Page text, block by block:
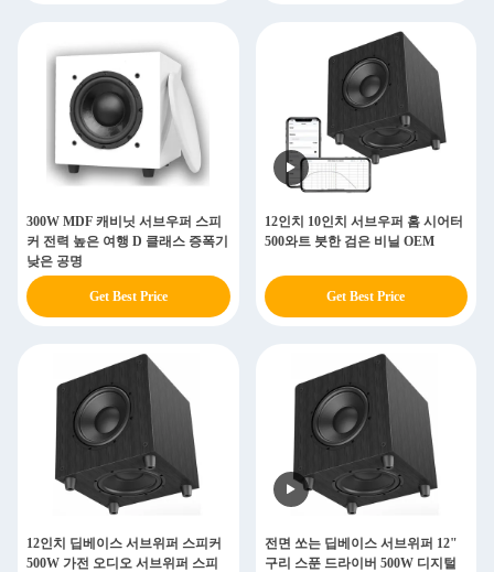
300W MDF 캐비닛 서브우퍼 스피
커 전력 높은 여행 D 클래스 증폭기
낮은 공명
Get Best Price
12인치 10인치 서브우퍼 홈 시어터
500와트 붓한 검은 비닐 OEM
Get Best Price
12인치 딥베이스 서브위퍼 스피커
500W 가전 오디오 서브위퍼 스피
전면 쏘는 딥베이스 서브위퍼 12"
구리 스푼 드라이버 500W 디지털